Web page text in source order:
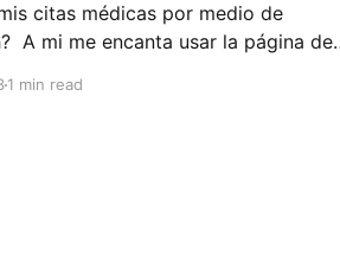
por medio de
A mi me encanta usar la página de
variedad de excelentes
1 min read